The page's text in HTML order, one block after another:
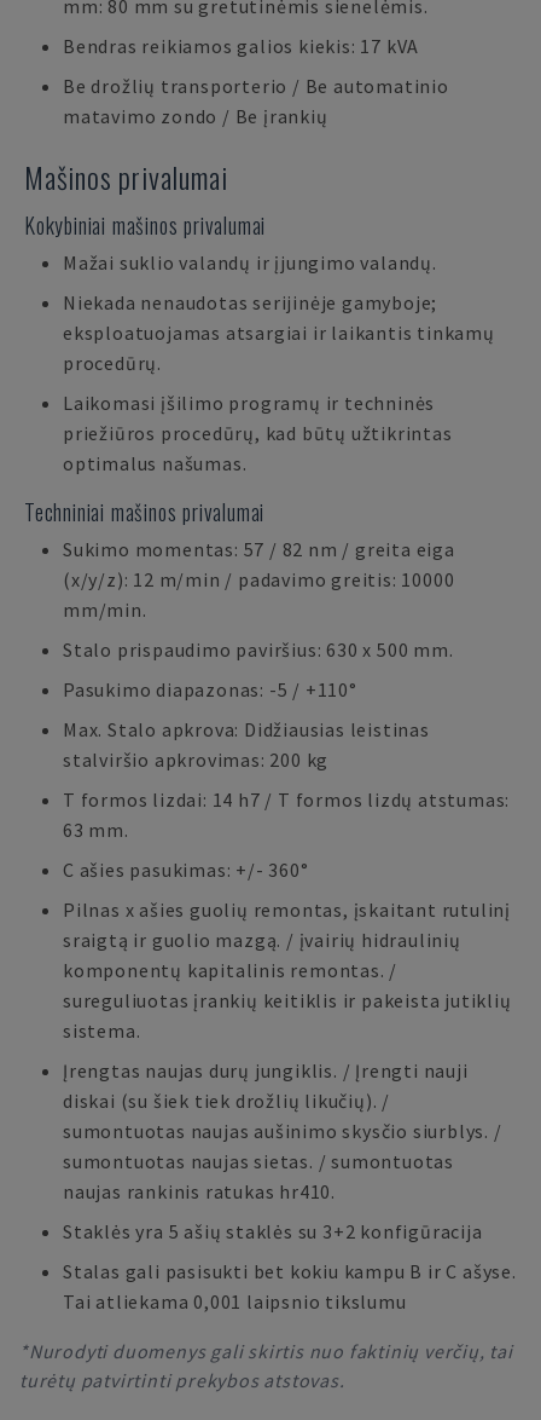
mm: 80 mm su gretutinėmis sienelėmis.
Bendras reikiamos galios kiekis: 17 kVA
Be drožlių transporterio / Be automatinio
matavimo zondo / Be įrankių
Mašinos privalumai
Kokybiniai mašinos privalumai
Mažai suklio valandų ir įjungimo valandų.
Niekada nenaudotas serijinėje gamyboje;
eksploatuojamas atsargiai ir laikantis tinkamų
procedūrų.
Laikomasi įšilimo programų ir techninės
priežiūros procedūrų, kad būtų užtikrintas
optimalus našumas.
Techniniai mašinos privalumai
Sukimo momentas: 57 / 82 nm / greita eiga
(x/y/z): 12 m/min / padavimo greitis: 10000
mm/min.
Stalo prispaudimo paviršius: 630 x 500 mm.
Pasukimo diapazonas: -5 / +110°
Max. Stalo apkrova: Didžiausias leistinas
stalviršio apkrovimas: 200 kg
T formos lizdai: 14 h7 / T formos lizdų atstumas:
63 mm.
C ašies pasukimas: +/- 360°
Pilnas x ašies guolių remontas, įskaitant rutulinį
sraigtą ir guolio mazgą. / įvairių hidraulinių
komponentų kapitalinis remontas. /
sureguliuotas įrankių keitiklis ir pakeista jutiklių
sistema.
Įrengtas naujas durų jungiklis. / Įrengti nauji
diskai (su šiek tiek drožlių likučių). /
sumontuotas naujas aušinimo skysčio siurblys. /
sumontuotas naujas sietas. / sumontuotas
naujas rankinis ratukas hr410.
Staklės yra 5 ašių staklės su 3+2 konfigūracija
Stalas gali pasisukti bet kokiu kampu B ir C ašyse.
Tai atliekama 0,001 laipsnio tikslumu
*Nurodyti duomenys gali skirtis nuo faktinių verčių, tai
turėtų patvirtinti prekybos atstovas.